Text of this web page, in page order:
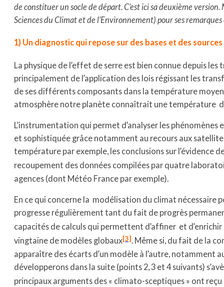
de constituer un socle de départ. C’est ici sa deuxième
Sciences du Climat et de l’Environnement) pour ses
1) Un diagnostic qui repose sur des bases et des
La physique de l’effet de serre est bien connue depuis les
principalement de l’application des lois régissant les
de ses différents composants dans la température
atmosphère notre planète connaîtrait une température
L’instrumentation qui permet d’analyser les
et sophistiquée grâce notamment au recours aux
température par exemple, les conclusions sur l’évidence
recoupement des données compilées par quatre
agences (dont Météo France par exemple).
En ce qui concerne la modélisation du climat nécessaire
progresse régulièrement tant du fait de progrès
capacités de calculs qui permettent d’affiner et d’enrichir
vingtaine de modèles globaux[3]. Même si, du fait de la
apparaître des écarts d’un modèle à l’autre, notamment
développerons dans la suite (points 2, 3 et 4 suivants)
principaux arguments des « climato-sceptiques » ont